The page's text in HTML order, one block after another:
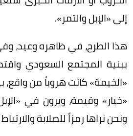
إلى «الإبل والتمر».
هذا الطرح، في ظاهره وعيد،
ببنية المجتمع السعودي
«الخيمة» كانت هروباً من
«خيار» وقيمة، ويرون في
ونحن نراها رمزاً للصلابة